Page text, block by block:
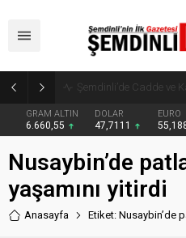
Şemdinli’de Cadde ve
GRAM ALTIN
6.660,55
DOLAR
47,7111
EURO
Nusaybin’de
yaşamını yitirdi
Anasayfa Etiket: Nusaybin’de